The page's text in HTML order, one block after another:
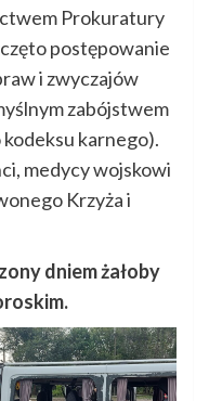
Prokuratury
postępowanie
i zwyczajów
zabójstwem
karnego).
medycy wojskowi
Krzyża i
dniem żałoby